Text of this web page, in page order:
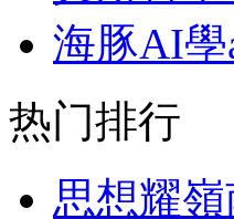
海豚AI學
热门排行
思想耀